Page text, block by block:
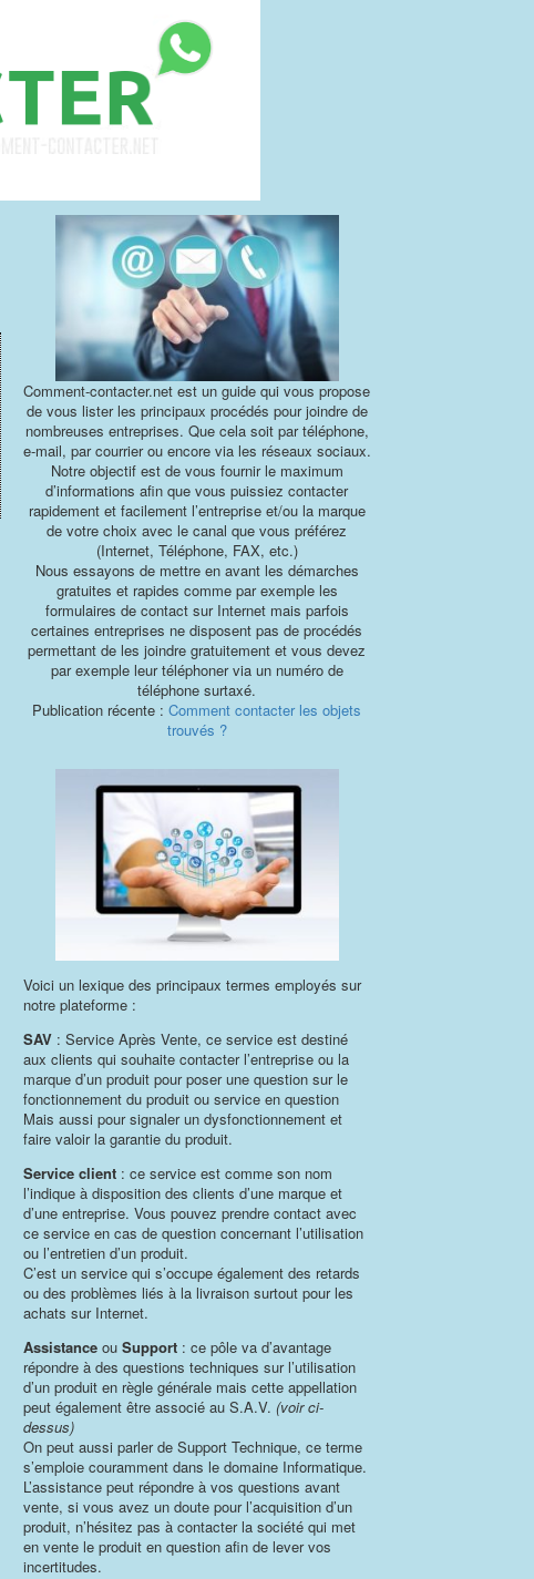
Comment-contacter.net est un guide qui vous propose
de vous lister les principaux procédés pour joindre de
nombreuses entreprises. Que cela soit par téléphone,
e-mail, par courrier ou encore via les réseaux sociaux.
Notre objectif est de vous fournir le maximum
d’informations afin que vous puissiez contacter
rapidement et facilement l’entreprise et/ou la marque
de votre choix avec le canal que vous préférez
(Internet, Téléphone, FAX, etc.)
Nous essayons de mettre en avant les démarches
gratuites et rapides comme par exemple les
formulaires de contact sur Internet mais parfois
certaines entreprises ne disposent pas de procédés
permettant de les joindre gratuitement et vous devez
par exemple leur téléphoner via un numéro de
téléphone surtaxé.
Publication récente :Comment contacter les objets
trouvés ?
Voici un lexique des principaux termes employés sur
notre plateforme :
SAV: Service Après Vente, ce service est destiné
aux clients qui souhaite contacter l’entreprise ou la
marque d’un produit pour poser une question sur le
fonctionnement du produit ou service en question
Mais aussi pour signaler un dysfonctionnement et
faire valoir la garantie du produit.
Service client: ce service est comme son nom
l’indique à disposition des clients d’une marque et
d’une entreprise. Vous pouvez prendre contact avec
ce service en cas de question concernant l’utilisation
ou l’entretien d’un produit.
C’est un service qui s’occupe également des retards
ou des problèmes liés à la livraison surtout pour les
achats sur Internet.
Assistanceou Support: ce pôle va d’avantage
répondre à des questions techniques sur l’utilisation
d’un produit en règle générale mais cette appellation
peut également être associé au S.A.V. (voir ci-
dessus)
On peut aussi parler de Support Technique, ce terme
s’emploie couramment dans le domaine Informatique.
L’assistance peut répondre à vos questions avant
vente, si vous avez un doute pour l’acquisition d’un
produit, n’hésitez pas à contacter la société qui met
en vente le produit en question afin de lever vos
incertitudes.